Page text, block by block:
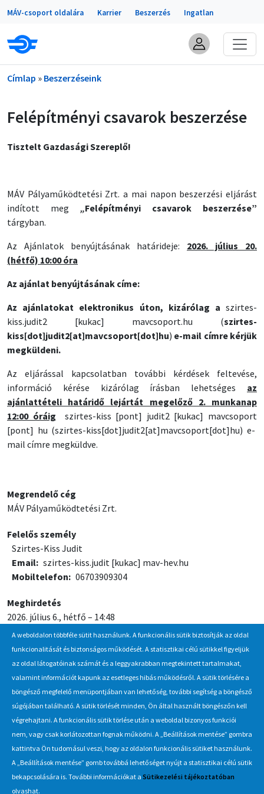
Ugrás a tartalomra
Portálok
MÁV-csoport oldalára Karrier Beszerzés Ingatlan
Morzsa
Címlap Beszerzéseink
Felépítményi csavarok beszerzése
Tisztelt Gazdasági Szereplő!
MÁV Pályaműködtetési Zrt. a mai napon beszerzési eljárást
indított meg „Felépítményi csavarok beszerzése”
tárgyban.
Az Ajánlatok benyújtásának határideje: 2026. július 20.
(hétfő) 10:00 óra
Az ajánlat benyújtásának címe:
Az ajánlatokat elektronikus úton, kizárólag a szirtes-
kiss.judit2 [kukac] mavcsoport.hu (szirtes-
kiss[dot]judit2[at]mavcsoport[dot]hu) e-mail címre kérjük
megküldeni.
Az eljárással kapcsolatban további kérdések feltevése,
információ kérése kizárólag írásban lehetséges az
ajánlattételi határidő lejártát megelőző 2. munkanap
12:00 óráig
szirtes-kiss [pont] judit2[kukac] mavcsoport
[pont] hu (szirtes-kiss[dot]judit2[at]mavcsoport[dot]hu) e-
mail címre megküldve.
Megrendelő cég
MÁV Pályaműködtetési Zrt.
Felelős személy
Szirtes-Kiss Judit
Email szirtes-kiss.judit [kukac] mav-hev.hu
Mobiltelefon
06703909304
Meghirdetés
2026. július 6., hétfő – 14:48
Jelentkezési / beadási határidő
2026. július 20., hétfő – 10:00
Hírlevél
Iratkozzon fel Beszerzés Hírlevél szolgáltatásunkra, hogy értesüljön
a MÁV-csoport által indított új beszerzési eljárásokról, anyag,
eszközértékesítési akciókról.
Érdekel
A weboldalon többféle sütit használunk. A funkcionális sütik biztosítják az oldal
funkcionalitását és biztonságos működését. A statisztikai célú sütikkel figyeljük
az oldal látogatóinak számát és a leggyakrabban megtekintett tartalmakat,
valamint információt kapunk az esetleges hibás működésről. A sütik törlésére a
böngésző megfelelő menüpontjában van lehetőség, további segítség a böngésző
súgójában található. A sütik törlését minden, Ön által használt böngészőn kell
végrehajtani. A funkcionális sütik törlése után a weboldal bizonyos funkciói
nem, vagy csak korlátozottan fognak működni. A „Beállítások mentése” gombra
kattintva Ön tudomásul veszi, hogy az oldalon funkcionális sütiket használunk.
A „Beállítások mentése” gomb továbbá lehetőséget nyújt a statisztikai célú sütik
bekapcsolására is. További információkat a Sütikezelési tájékoztatóban
olvashat.